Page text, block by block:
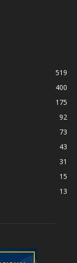
519
400
175
92
73
43
31
15
13